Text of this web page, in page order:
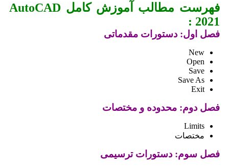
فهرست مطالب آموزش کامل AutoCAD
2021 :
فصل اول: دستورات مقدماتی
New
Open
Save
Save As
Exit
فصل دوم: محدوده و مختصات
Limits
مختصات
فصل سوم: دستورات ترسیمی